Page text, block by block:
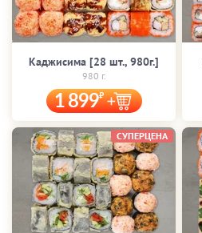
Каджисима [28 шт., 980г.]
980 г.
1 899
СУПЕРЦЕНА